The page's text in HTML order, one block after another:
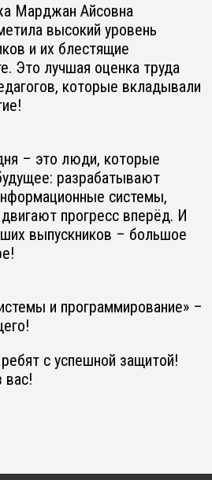
Марджан Айсовна
высокий уровень
и их блестящие
Это лучшая оценка труда
которые вкладывали
– это люди, которые
разрабатывают
системы,
прогресс вперёд. И
выпускников – большое
и программирование» –
с успешной защитой!
вас!